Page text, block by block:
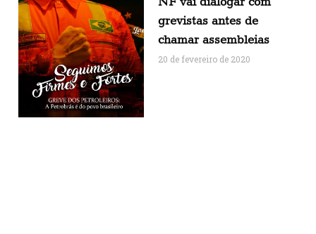
grevistas antes de
chamar assembleias
20 de fevereiro de 2020